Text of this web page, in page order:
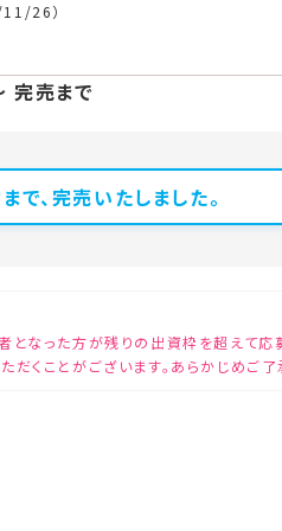
26）
売まで
で、完売いたしました。
なった方が残りの出資枠を超えて応
くことがございます。あらかじめご了